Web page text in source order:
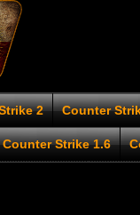
2 Counter
Counter Strike 1.6